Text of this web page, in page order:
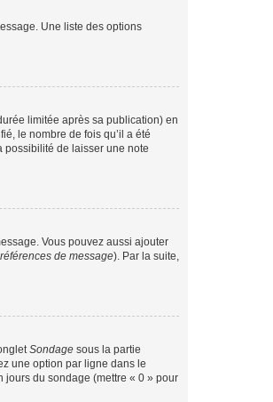
Une liste des options
limitée après sa publication) en
le nombre de fois qu’il a été
possibilité de laisser une note
Vous pouvez aussi ajouter
de message). Par la suite,
Sondage sous la partie
une option par ligne dans le
jours du sondage (mettre « 0 » pour